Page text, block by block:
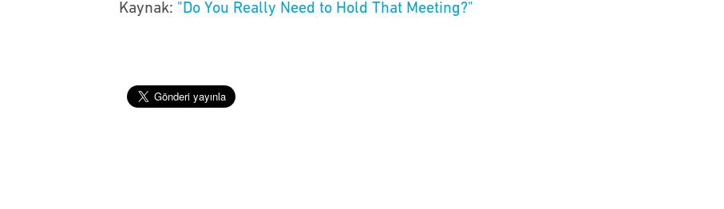
Kaynak: "Do You Really Need to Hold That Meeting?"